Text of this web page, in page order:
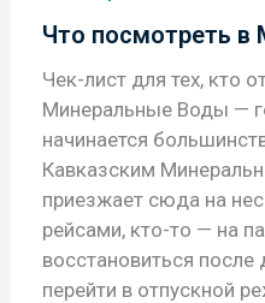
Что посмотреть в
Чек-лист для тех, кто
Минеральные Воды —
начинается
Кавказским
приезжает сюда на
рейсами, кто-то — на
восстановиться после
перейти в отпускной